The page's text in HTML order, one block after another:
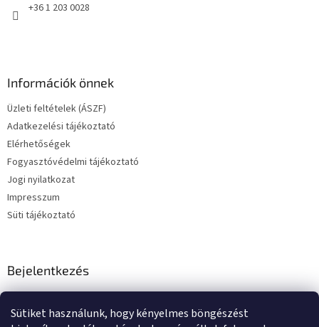
Sütiket használunk, hogy kényelmes böngészést
+36 1 203 0028
Információk önnek
Üzleti feltételek (ÁSZF)
Adatkezelési tájékoztató
Elérhetőségek
Fogyasztóvédelmi tájékoztató
Jogi nyilatkozat
Impresszum
Süti tájékoztató
Bejelentkezés